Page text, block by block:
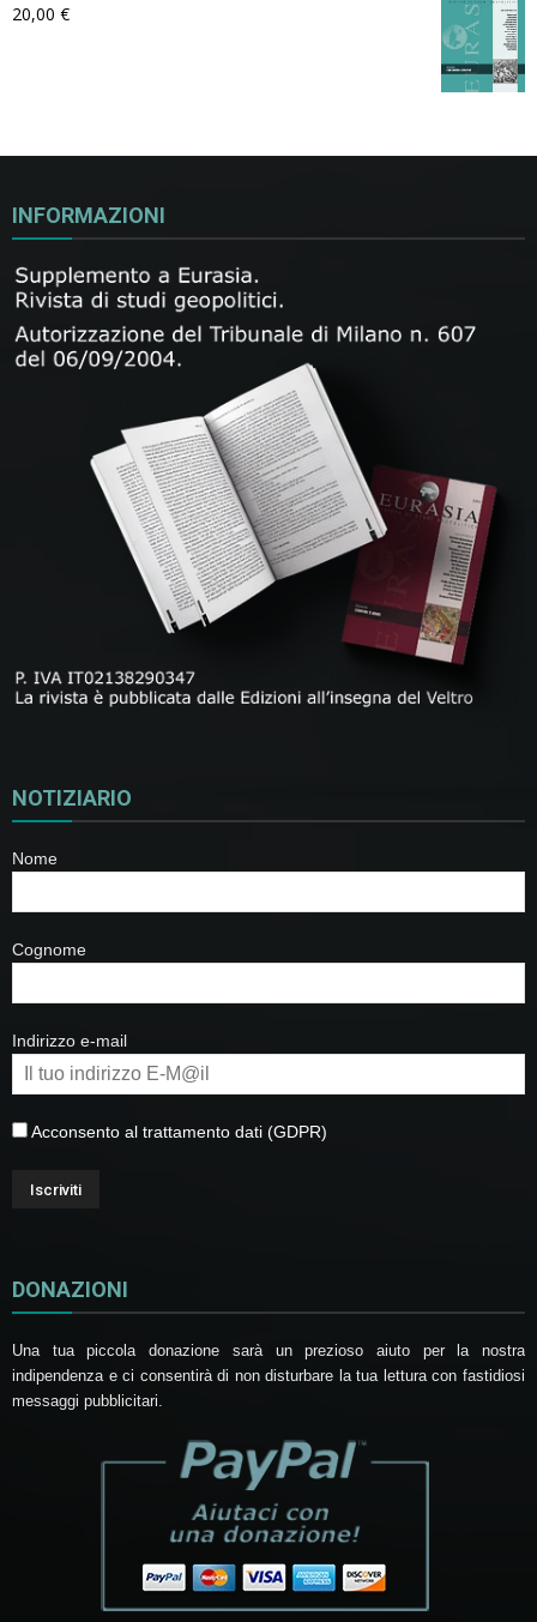
20,00 €
INFORMAZIONI
NOTIZIARIO
Nome
Cognome
Indirizzo e-mail
Acconsento al trattamento dati (GDPR)
DONAZIONI
Una tua piccola donazione sarà un prezioso aiuto per la nostra
indipendenza e ci consentirà di non disturbare la tua lettura con fastidiosi
messaggi pubblicitari.